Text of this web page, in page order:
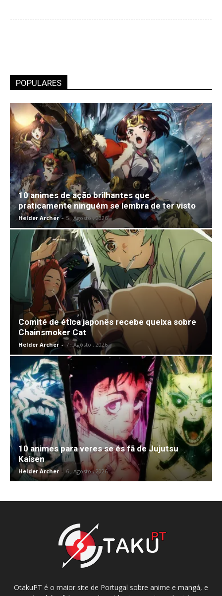
POPULARES
10 animes de ação brilhantes que
praticamente ninguém se lembra de ter visto
Helder Archer - 5 , Agosto , 2026
Comité de ética japonês recebe queixa sobre
Chainsmoker Cat
Helder Archer - 7 , Agosto , 2026
10 animes para veres se és fã de Jujutsu
Kaisen
Helder Archer - 6 , Agosto , 2026
OtakuPT é o maior site de Portugal sobre anime e mangá, e